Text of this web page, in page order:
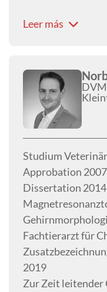
der GRSK.
Leer más
Studium
Approbation 2007
Dissertation 2014
Fachtierarzt für
2019
Zur Zeit leitender